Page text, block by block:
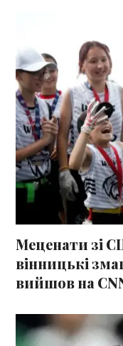
Меценати зі
вінницькі
вийшов на